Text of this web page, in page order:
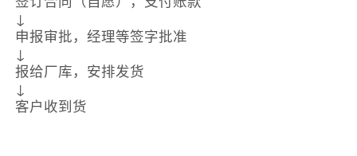
↓
申报审批，经理等签字批准
↓
报给厂库，安排发货
↓
客户收到货